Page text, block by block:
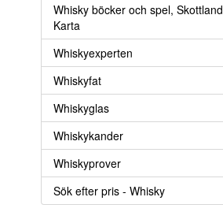
Whisky böcker och spel, Skottland
Karta
Whiskyexperten
Whiskyfat
Whiskyglas
Whiskykander
Whiskyprover
Sök efter pris - Whisky